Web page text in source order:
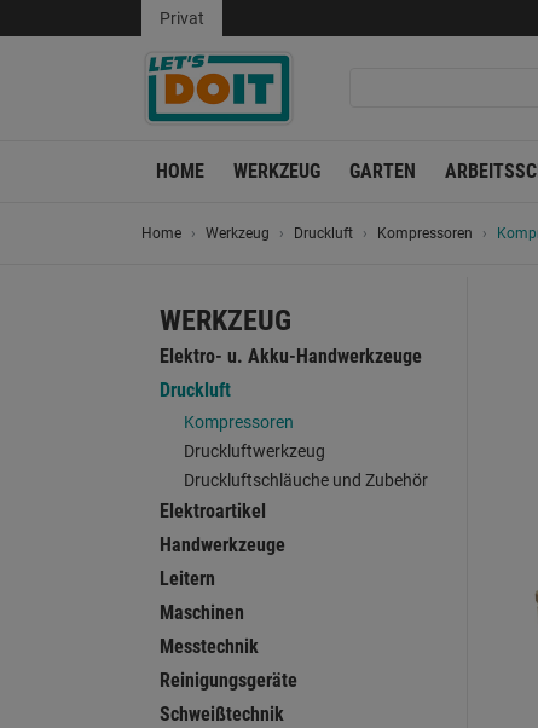
Privat
HOME WERKZEUG GARTEN
Home Werkzeug Druckluft Kompressoren
WERKZEUG
Elektro- u. Akku-Handwerkzeuge
Druckluft
Kompressoren
Druckluftwerkzeug
Druckluftschläuche und Zubehör
Elektroartikel
Handwerkzeuge
Leitern
Maschinen
Messtechnik
Reinigungsgeräte
Schweißtechnik